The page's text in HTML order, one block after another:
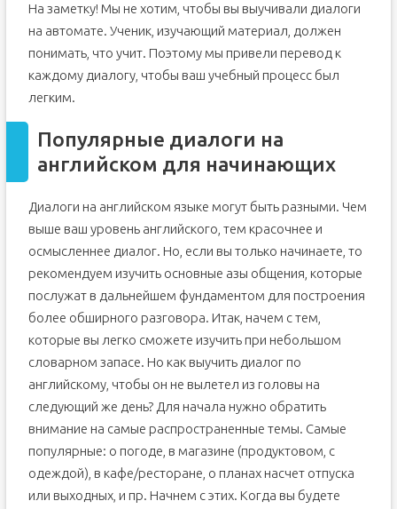
На заметку! Мы не хотим, чтобы вы выучивали диалоги
на автомате. Ученик, изучающий материал, должен
понимать, что учит. Поэтому мы привели перевод к
каждому диалогу, чтобы ваш учебный процесс был
легким.
Популярные диалоги на
английском для начинающих
Диалоги на английском языке могут быть разными. Чем
выше ваш уровень английского, тем красочнее и
осмысленнее диалог. Но, если вы только начинаете, то
рекомендуем изучить основные азы общения, которые
послужат в дальнейшем фундаментом для построения
более обширного разговора. Итак, начем с тем,
которые вы легко сможете изучить при небольшом
словарном запасе. Но как выучить диалог по
английскому, чтобы он не вылетел из головы на
следующий же день? Для начала нужно обратить
внимание на самые распространенные темы. Самые
популярные: о погоде, в магазине (продуктовом, с
одеждой), в кафе/ресторане, о планах насчет отпуска
или выходных, и пр. Начнем с этих. Когда вы будете